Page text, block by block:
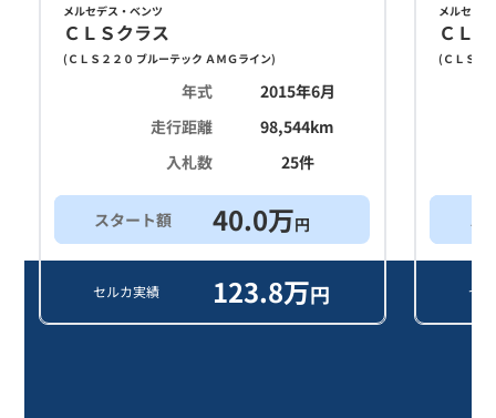
メルセデス・ベンツ
ＣＬＳクラス
( ＣＬＳ２２０ ブルーテック ＡＭＧライン)
年式
2015年6月
走行距離
98,544km
入札数
25件
スタート額 40.0万円
セルカ実績 123.8万円
メルセデ
ＣＬ
( ＣＬＳ２
セ